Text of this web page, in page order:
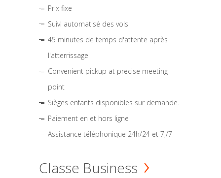
Prix fixe
Suivi automatisé des vols
45 minutes de temps d'attente après
l'atterrissage
Convenient pickup at precise meeting
point
Sièges enfants disponibles sur demande.
Paiement en et hors ligne
Assistance téléphonique 24h/24 et 7j/7
Classe Business